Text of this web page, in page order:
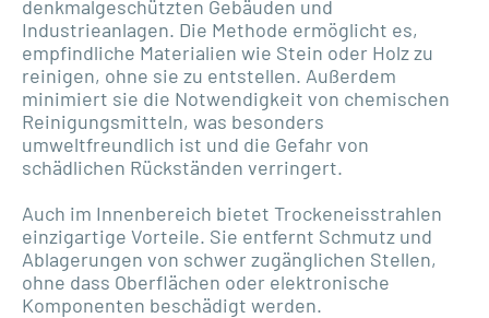
denkmalgeschützten Gebäuden und
Industrieanlagen. Die Methode ermöglicht es,
empfindliche Materialien wie Stein oder Holz zu
reinigen, ohne sie zu entstellen. Außerdem
minimiert sie die Notwendigkeit von chemischen
Reinigungsmitteln, was besonders
umweltfreundlich ist und die Gefahr von
schädlichen Rückständen verringert.
Auch im Innenbereich bietet Trockeneisstrahlen
einzigartige Vorteile. Sie entfernt Schmutz und
Ablagerungen von schwer zugänglichen Stellen,
ohne dass Oberflächen oder elektronische
Komponenten beschädigt werden.